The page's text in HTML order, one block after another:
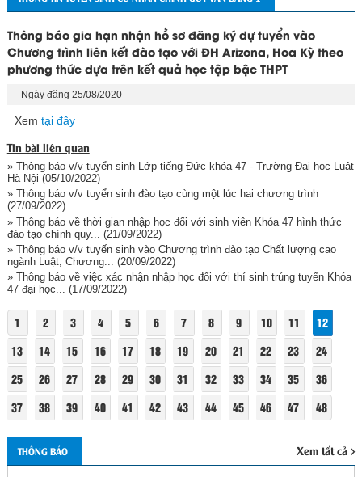
Thông báo gia hạn nhận hồ sơ đăng ký dự tuyển vào
Chương trình liên kết đào tạo với ĐH Arizona, Hoa Kỳ theo
phương thức dựa trên kết quả học tập bậc THPT
Ngày đăng 25/08/2020
Xem tại đây
Tin bài liên quan
» Thông báo v/v tuyển sinh Lớp tiếng Đức khóa 47 - Trường Đại học Luật
Hà Nội (05/10/2022)
» Thông báo v/v tuyển sinh đào tạo cùng một lúc hai chương trình
(27/09/2022)
» Thông báo về thời gian nhập học đối với sinh viên Khóa 47 hình thức
đào tạo chính quy...
(21/09/2022)
» Thông báo v/v tuyến sinh vào Chương trình đào tạo Chất lượng cao
ngành Luật, Chương... (20/09/2022)
» Thông báo về việc xác nhận nhập học đối với thí sinh trúng tuyển Khóa
47 đại học... (17/09/2022)
1 2 3 4 5 6 7 8 9 10 11
12
13
14 15 16 17 18 19 20 21 22 23
24
25
26 27 28 29 30 31 32 33 34 35
36
37
38 39 40 41 42 43 44 45 46 47 48
THÔNG BÁO Xem tất cả